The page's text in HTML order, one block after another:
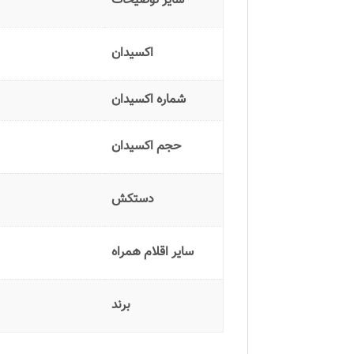
اکسیدان
شماره اکسیدان
حجم اکسیدان
دستکش
سایر اقلام همراه
برند